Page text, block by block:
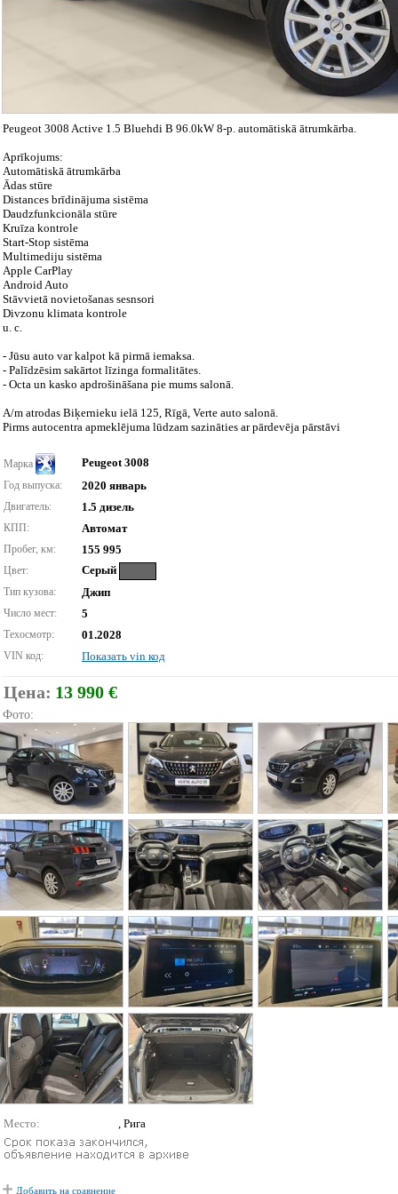
Peugeot 3008 Active 1.5 Bluehdi B 96.0kW 8-p. automātiskā ātrumkārba.
Aprīkojums:
Automātiskā ātrumkārba
Ādas stūre
Distances brīdinājuma sistēma
Daudzfunkcionāla stūre
Kruīza kontrole
Start-Stop sistēma
Multimediju sistēma
Apple CarPlay
Android Auto
Stāvvietā novietošanas sesnsori
Divzonu klimata kontrole
u. c.
- Jūsu auto var kalpot kā pirmā iemaksa.
- Palīdzēsim sakārtot līzinga formalitātes.
- Octa un kasko apdrošināšana pie mums salonā.
A/m atrodas Biķernieku ielā 125, Rīgā, Verte auto salonā.
Pirms autocentra apmeklējuma lūdzam sazināties ar pārdevēja pārstāvi
Марка Peugeot 3008
Год выпуска: 2020 январь
Двигатель: 1.5 дизель
КПП: Автомат
Пробег, км: 155 995
Цвет: Серый
Тип кузова: Джип
Число мест: 5
Техосмотр: 01.2028
VIN код: Показать vin код
Цена: 13 990 €
Фото:
Место: , Рига
Добавить на сравнение